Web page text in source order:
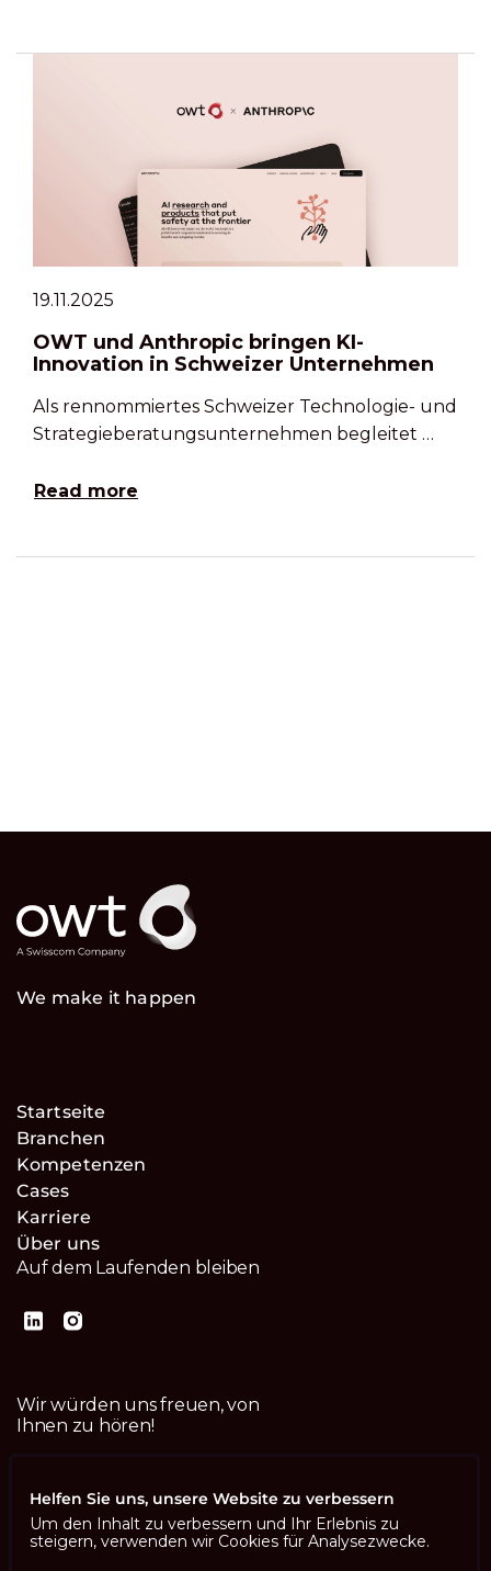
19.11.2025
OWT und Anthropic bringen KI-
Innovation in Schweizer Unternehmen
Als rennommiertes Schweizer Technologie- und
Strategieberatungsunternehmen begleitet …
Read more
We make it happen
Startseite
Branchen
Kompetenzen
Cases
Karriere
Über uns
Auf dem Laufenden bleiben
Wir würden uns freuen, von
Ihnen zu hören!
Helfen Sie uns, unsere Website zu verbessern
Um den Inhalt zu verbessern und Ihr Erlebnis zu
steigern, verwenden wir Cookies für Analysezwecke.